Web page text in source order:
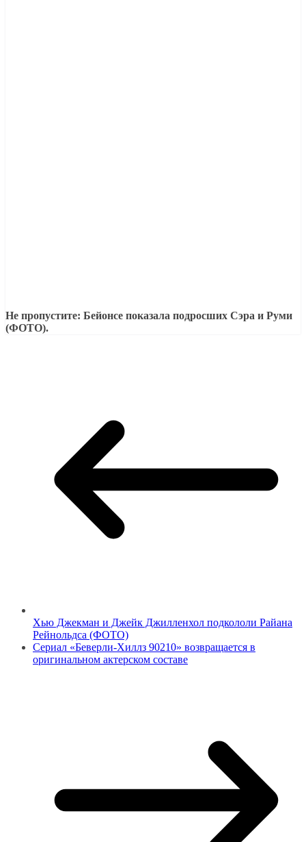
Не пропустите: Бейонсе показала подросших Сэра и Руми
(ФОТО).
Хью Джекман и Джейк Джилленхол подкололи Райана
Рейнольдса (ФОТО)
Сериал «Беверли-Хиллз 90210» возвращается в
оригинальном актерском составе